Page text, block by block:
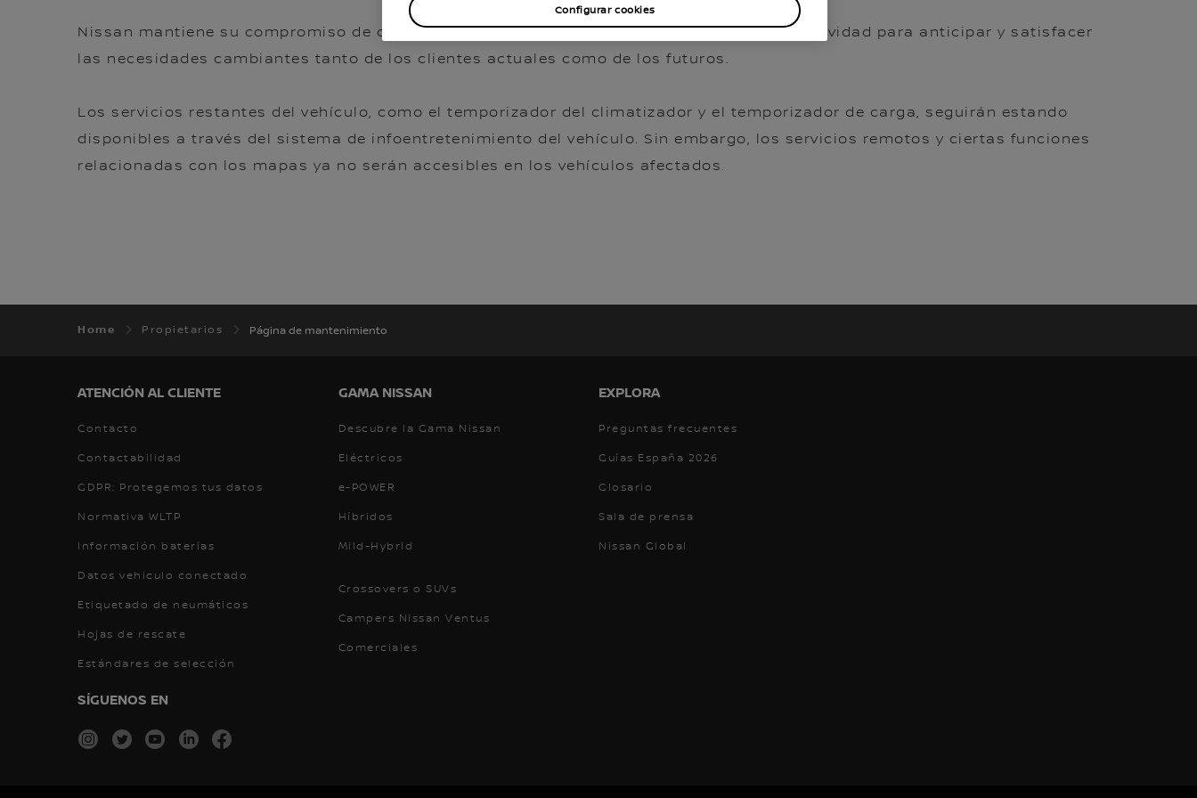
Nissan mantiene su compromiso de ofrecer la próxima generación de soluciones de conectividad para anticipar y satisfacer
las necesidades cambiantes tanto de los clientes actuales como de los futuros.
Los servicios restantes del vehículo, como el temporizador del climatizador y el temporizador de carga, seguirán estando
disponibles a través del sistema de infoentretenimiento del vehículo. Sin embargo, los servicios remotos y ciertas funciones
relacionadas con los mapas ya no serán accesibles en los vehículos afectados.
Home Propietarios Página de mantenimiento
ATENCIÓN AL CLIENTE
Contacto
Contactabilidad
GDPR: Protegemos tus datos
Normativa WLTP
Información baterías
Datos vehiculo conectado
Etiquetado de neumáticos
Hojas de rescate
Estándares de selección
GAMA NISSAN
Descubre la Gama Nissan
Eléctricos
e-POWER
Híbridos
Mild-Hybrid
Crossovers o SUVs
Campers Nissan Ventus
Comerciales
EXPLORA
Preguntas frecuentes
Guías España 2026
Glosario
Sala de prensa
Nissan Global
SÍGUENOS EN
instagram
twitteryoutubelinkedin
Configurar cookies